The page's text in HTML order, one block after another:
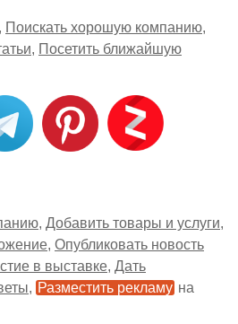
Поискать хорошую компанию
Посетить ближайшую
Добавить товары и услуги
Опубликовать новость
в выставке Дать
Разместить рекламу на